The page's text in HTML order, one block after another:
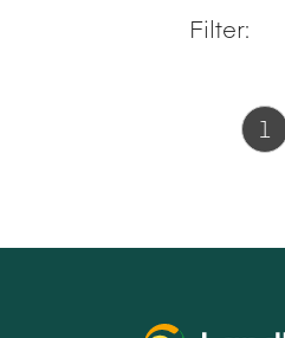
Filter:
1